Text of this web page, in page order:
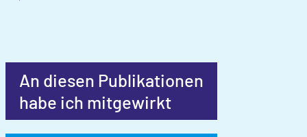
An diesen Publikationen
habe ich mitgewirkt